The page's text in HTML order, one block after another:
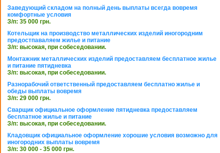
Заведующий складом на полный день выплаты всегда вовремя
комфортные условия
З/п: 35 000 грн.
Котельщик на производство металлических изделий иногородним
предостпаваляем жилье и питание
З/п: высокая, при собеседовании.
Монтажник металлических изделий предоставляем бесплатное жилье
и питание пятидневка
З/п: высокая, при собеседовании.
Разнорабочий ответственный предоставляем бесплатно жилье и
обеды выплаты вовремя
З/п: 29 000 грн.
Сварщик официальное оформление пятидневка предоставляем
бесплатное жилье и питание
З/п: высокая, при собеседовании.
Кладовщик официальное оформление хорошие условия возможно для
иногородних выплаты вовремя
З/п: 30 000 - 35 000 грн.